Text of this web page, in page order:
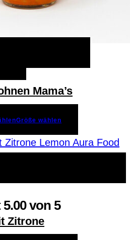
Mama’s
Größe wählen
5.00von 5
Zitrone